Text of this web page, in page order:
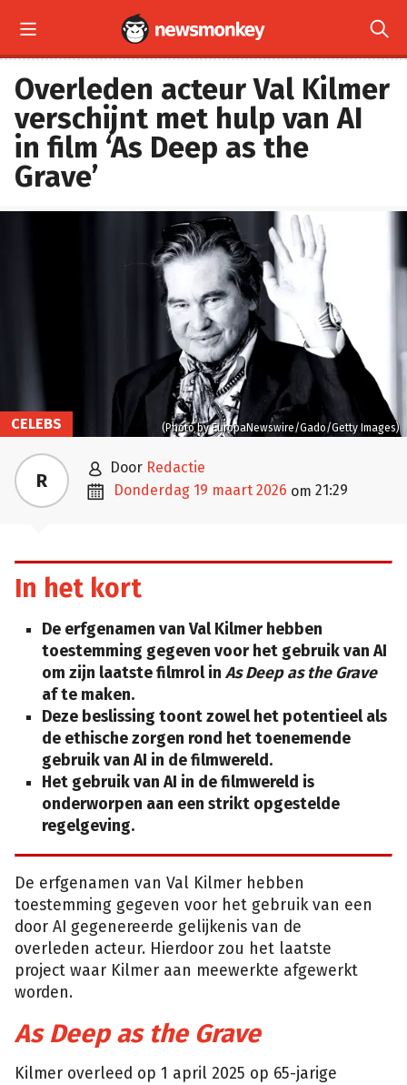
 
Overleden acteur Val Kilmer
verschijnt met hulp van AI
in film ‘As Deep as the
Grave’
(Photo by EuropaNewswire/Gado/Getty Images)
CELEBS
R  door Redactie
 donderdag 19 maart 2026 om 21:29
In het kort
De erfgenamen van Val Kilmer hebben
toestemming gegeven voor het gebruik van AI
om zijn laatste filmrol in As Deep as the Grave
af te maken.
Deze beslissing toont zowel het potentieel als
de ethische zorgen rond het toenemende
gebruik van AI in de filmwereld.
Het gebruik van AI in de filmwereld is
onderworpen aan een strikt opgestelde
regelgeving.
De erfgenamen van Val Kilmer hebben
toestemming gegeven voor het gebruik van een
door AI gegenereerde gelijkenis van de
overleden acteur. Hierdoor zou het laatste
project waar Kilmer aan meewerkte afgewerkt
worden.
As Deep as the Grave
Kilmer overleed op 1 april 2025 op 65-jarige